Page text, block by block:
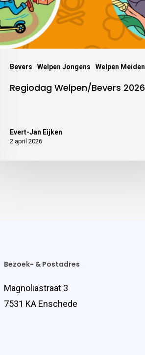
Bevers Welpen Jongens Welpen Meiden
Regiodag Welpen/Bevers 2026
Evert-Jan Eijken
2 april 2026
Bezoek- & Postadres
Magnoliastraat 3
7531 KA Enschede